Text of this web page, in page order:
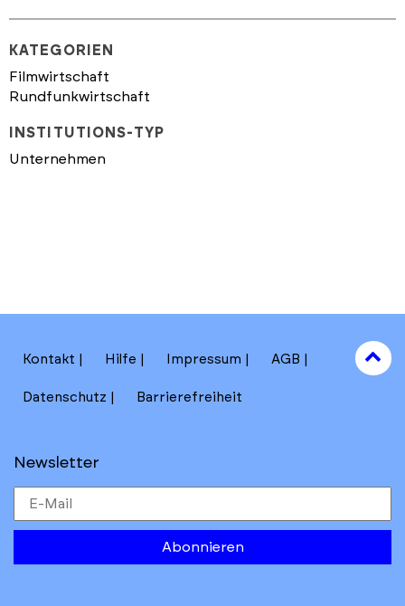
KATEGORIEN
Filmwirtschaft
Rundfunkwirtschaft
INSTITUTIONS-TYP
Unternehmen
Kontakt Hilfe Impressum AGB
Datenschutz Barrierefreiheit
Newsletter
Abonnieren
to
top